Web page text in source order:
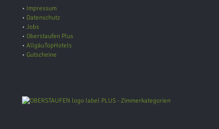
• Impressum
• Datenschutz
• Jobs
• Oberstaufen Plus
• AllgäuTopHotels
• Gutscheine